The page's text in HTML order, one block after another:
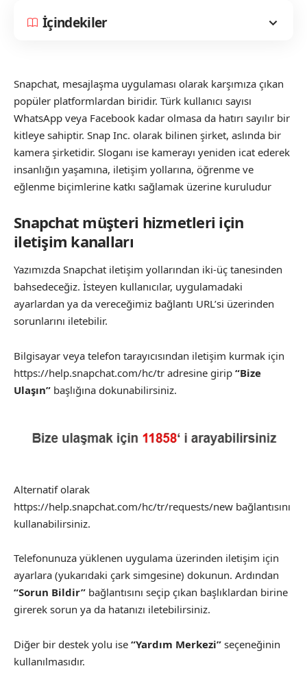
İçindekiler
Snapchat, mesajlaşma uygulaması olarak karşımıza çıkan
popüler platformlardan biridir. Türk kullanıcı sayısı
WhatsApp veya Facebook kadar olmasa da hatırı sayılır bir
kitleye sahiptir. Snap Inc. olarak bilinen şirket, aslında bir
kamera şirketidir. Sloganı ise kamerayı yeniden icat ederek
insanlığın yaşamına, iletişim yollarına, öğrenme ve
eğlenme biçimlerine katkı sağlamak üzerine kuruludur
Snapchat müşteri hizmetleri için
iletişim kanalları
Yazımızda Snapchat iletişim yollarından iki-üç tanesinden
bahsedeceğiz. İsteyen kullanıcılar, uygulamadaki
ayarlardan ya da vereceğimiz bağlantı URL’si üzerinden
sorunlarını iletebilir.
Bilgisayar veya telefon tarayıcısından iletişim kurmak için
https://help.snapchat.com/hc/tr adresine girip “Bize
Ulaşın” başlığına dokunabilirsiniz.
Alternatif olarak
https://help.snapchat.com/hc/tr/requests/new bağlantısını
kullanabilirsiniz.
Telefonunuza yüklenen uygulama üzerinden iletişim için
ayarlara (yukarıdaki çark simgesine) dokunun. Ardından
“Sorun Bildir” bağlantısını seçip çıkan başlıklardan birine
girerek sorun ya da hatanızı iletebilirsiniz.
Diğer bir destek yolu ise “Yardım Merkezi” seçeneğinin
kullanılmasıdır.